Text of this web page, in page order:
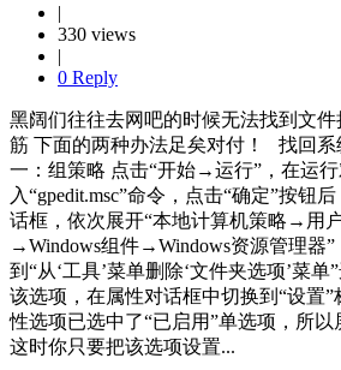
|
330 views
|
0 Reply
黑阔们往往去网吧的时候无法找到文
筋 下面的两种办法足矣对付！ 找回系
一：组策略 点击“开始→运行”，在运
入“gpedit.msc”命令，点击“确定”按钮
话框，依次展开“本地计算机策略→用
→Windows组件→Windows资源管理器
到“从‘工具’菜单删除‘文件夹选项’菜
该选项，在属性对话框中切换到“设置
性选项已选中了“已启用”单选项，所以
这时你只要把该选项设置...